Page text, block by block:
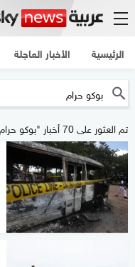
الرئيسية الأخبار العاجلة
تم العثور على 70 أخبار "بوكو حرام"